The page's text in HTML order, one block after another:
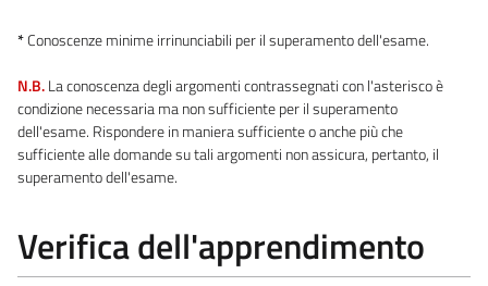
*Conoscenze minime irrinunciabili per il superamento dell'esame.
N.B.La conoscenza degli argomenti contrassegnati con l'asterisco è
condizione necessaria ma non sufficiente per il superamento
dell'esame. Rispondere in maniera sufficiente o anche più che
sufficiente alle domande su tali argomenti non assicura, pertanto, il
superamento dell'esame.
Verifica dell'apprendimento